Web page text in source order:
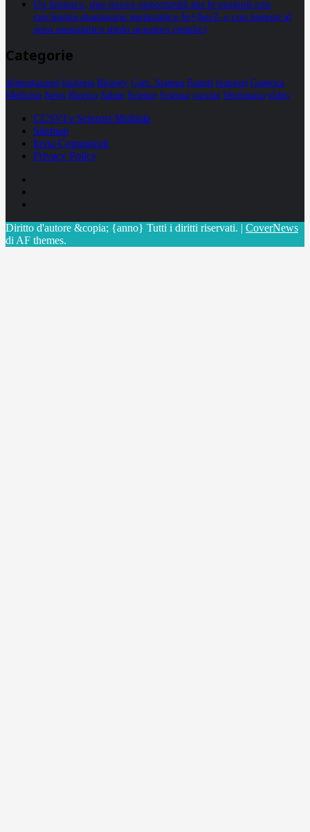
Un farmaco, due nuove opportunità per le pazienti con
carcinoma mammario metastatico hr+/her2- e con tumore al
seno metastatico triplo negativo (mtnbc)
Categorie
alimentazione biologia Biology Com. Stampa Epatiti featured Genetica
Medicina News Ricerca Salute Science Scienza vaccini Veterinaria video
CCSVI e Sclerosi Multipla
Sitemap
Invia Comunicati
Privacy Policy
Diritto d'autore &copia; {anno} Tutti i diritti riservati. | CoverNews
di AF themes.